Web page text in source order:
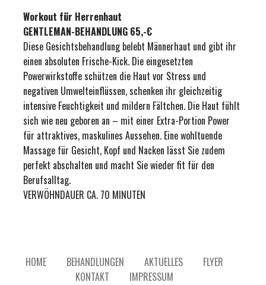
Workout für Herrenhaut
GENTLEMAN-BEHANDLUNG 65,-€
Diese Gesichtsbehandlung belebt Männerhaut und gibt ihr
einen absoluten Frische-Kick. Die eingesetzten
Powerwirkstoffe schützen die Haut vor Stress und
negativen Umwelteinflüssen, schenken ihr gleichzeitig
intensive Feuchtigkeit und mildern Fältchen. Die Haut fühlt
sich wie neu geboren an – mit einer Extra-Portion Power
für attraktives, maskulines Aussehen. Eine wohltuende
Massage für Gesicht, Kopf und Nacken lässt Sie zudem
perfekt abschalten und macht Sie wieder fit für den
Berufsalltag.
VERWÖHNDAUER CA. 70 MINUTEN
HOME BEHANDLUNGEN AKTUELLES
FLYER
KONTAKT
IMPRESSUM